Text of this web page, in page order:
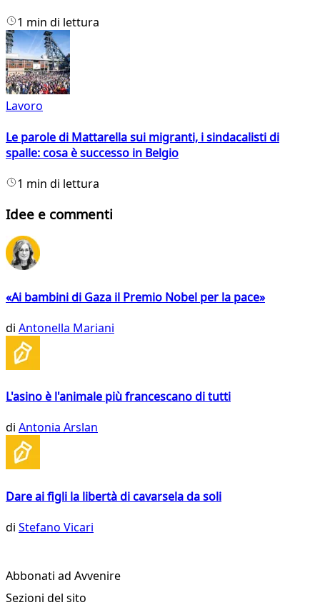
1 min di lettura
Lavoro
Le parole di Mattarella sui migranti, i sindacalisti di
spalle: cosa è successo in Belgio
1 min di lettura
Idee e commenti
«Ai bambini di Gaza il Premio Nobel per la pace»
di Antonella Mariani
L'asino è l'animale più francescano di tutti
di Antonia Arslan
Dare ai figli la libertà di cavarsela da soli
di Stefano Vicari
Abbonati ad Avvenire
Sezioni del sito